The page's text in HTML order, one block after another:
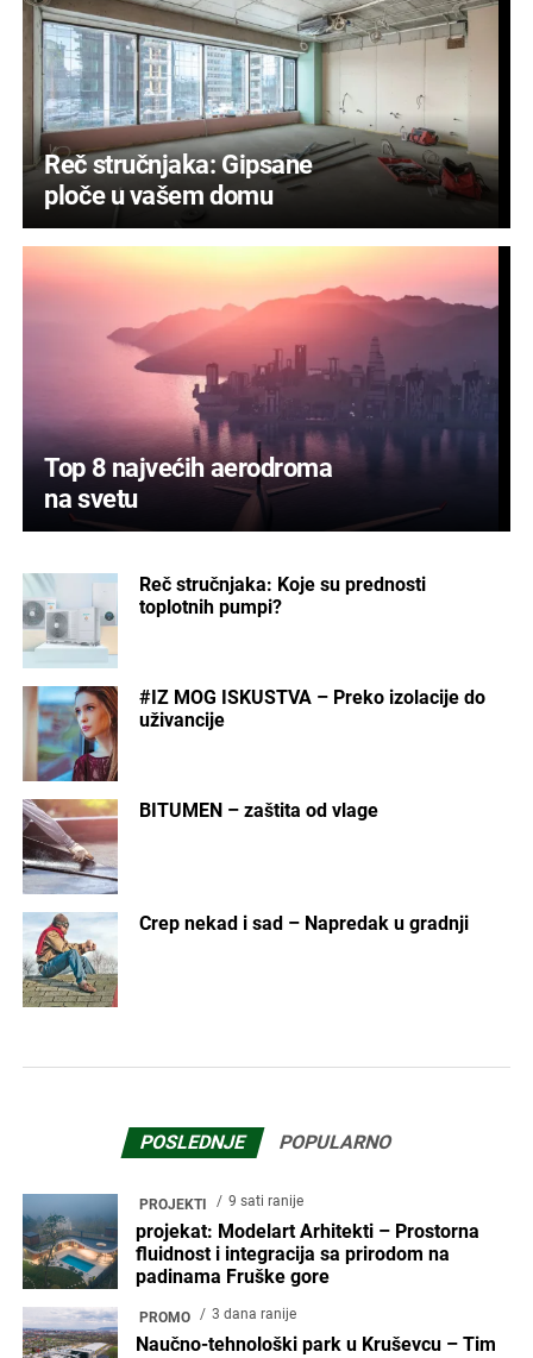
Reč stručnjaka: Gipsane
ploče u vašem domu
Top 8 najvećih aerodroma
na svetu
Reč stručnjaka: Koje su prednosti
toplotnih pumpi?
#IZ MOG ISKUSTVA – Preko izolacije do
uživancije
BITUMEN – zaštita od vlage
Crep nekad i sad – Napredak u gradnji
POSLEDNJE POPULARNO
PROJEKTI 9 sati ranije
projekat: Modelart Arhitekti – Prostorna
fluidnost i integracija sa prirodom na
padinama Fruške gore
PROMO 3 dana ranije
Naučno-tehnološki park u Kruševcu – Tim